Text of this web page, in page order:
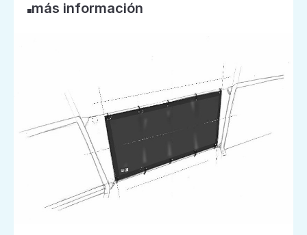
más información